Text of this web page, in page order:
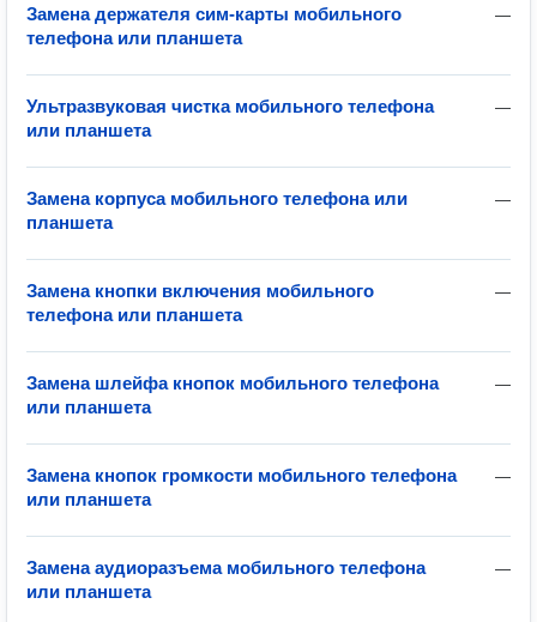
—
Замена держателя сим-карты мобильного
телефона или планшета
—
Ультразвуковая чистка мобильного телефона
или планшета
—
Замена корпуса мобильного телефона или
планшета
—
Замена кнопки включения мобильного
телефона или планшета
—
Замена шлейфа кнопок мобильного телефона
или планшета
—
Замена кнопок громкости мобильного телефона
или планшета
—
Замена аудиоразъема мобильного телефона
или планшета